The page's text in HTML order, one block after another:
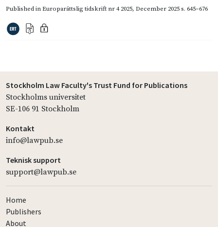
Published inEuroparättslig tidskrift nr 4 2025, December 2025s. 645–676
Stockholm Law Faculty's Trust Fund for Publications
Stockholms universitet
SE-106 91 Stockholm
Kontakt
info@lawpub.se
Teknisk support
support@lawpub.se
Home
Publishers
About